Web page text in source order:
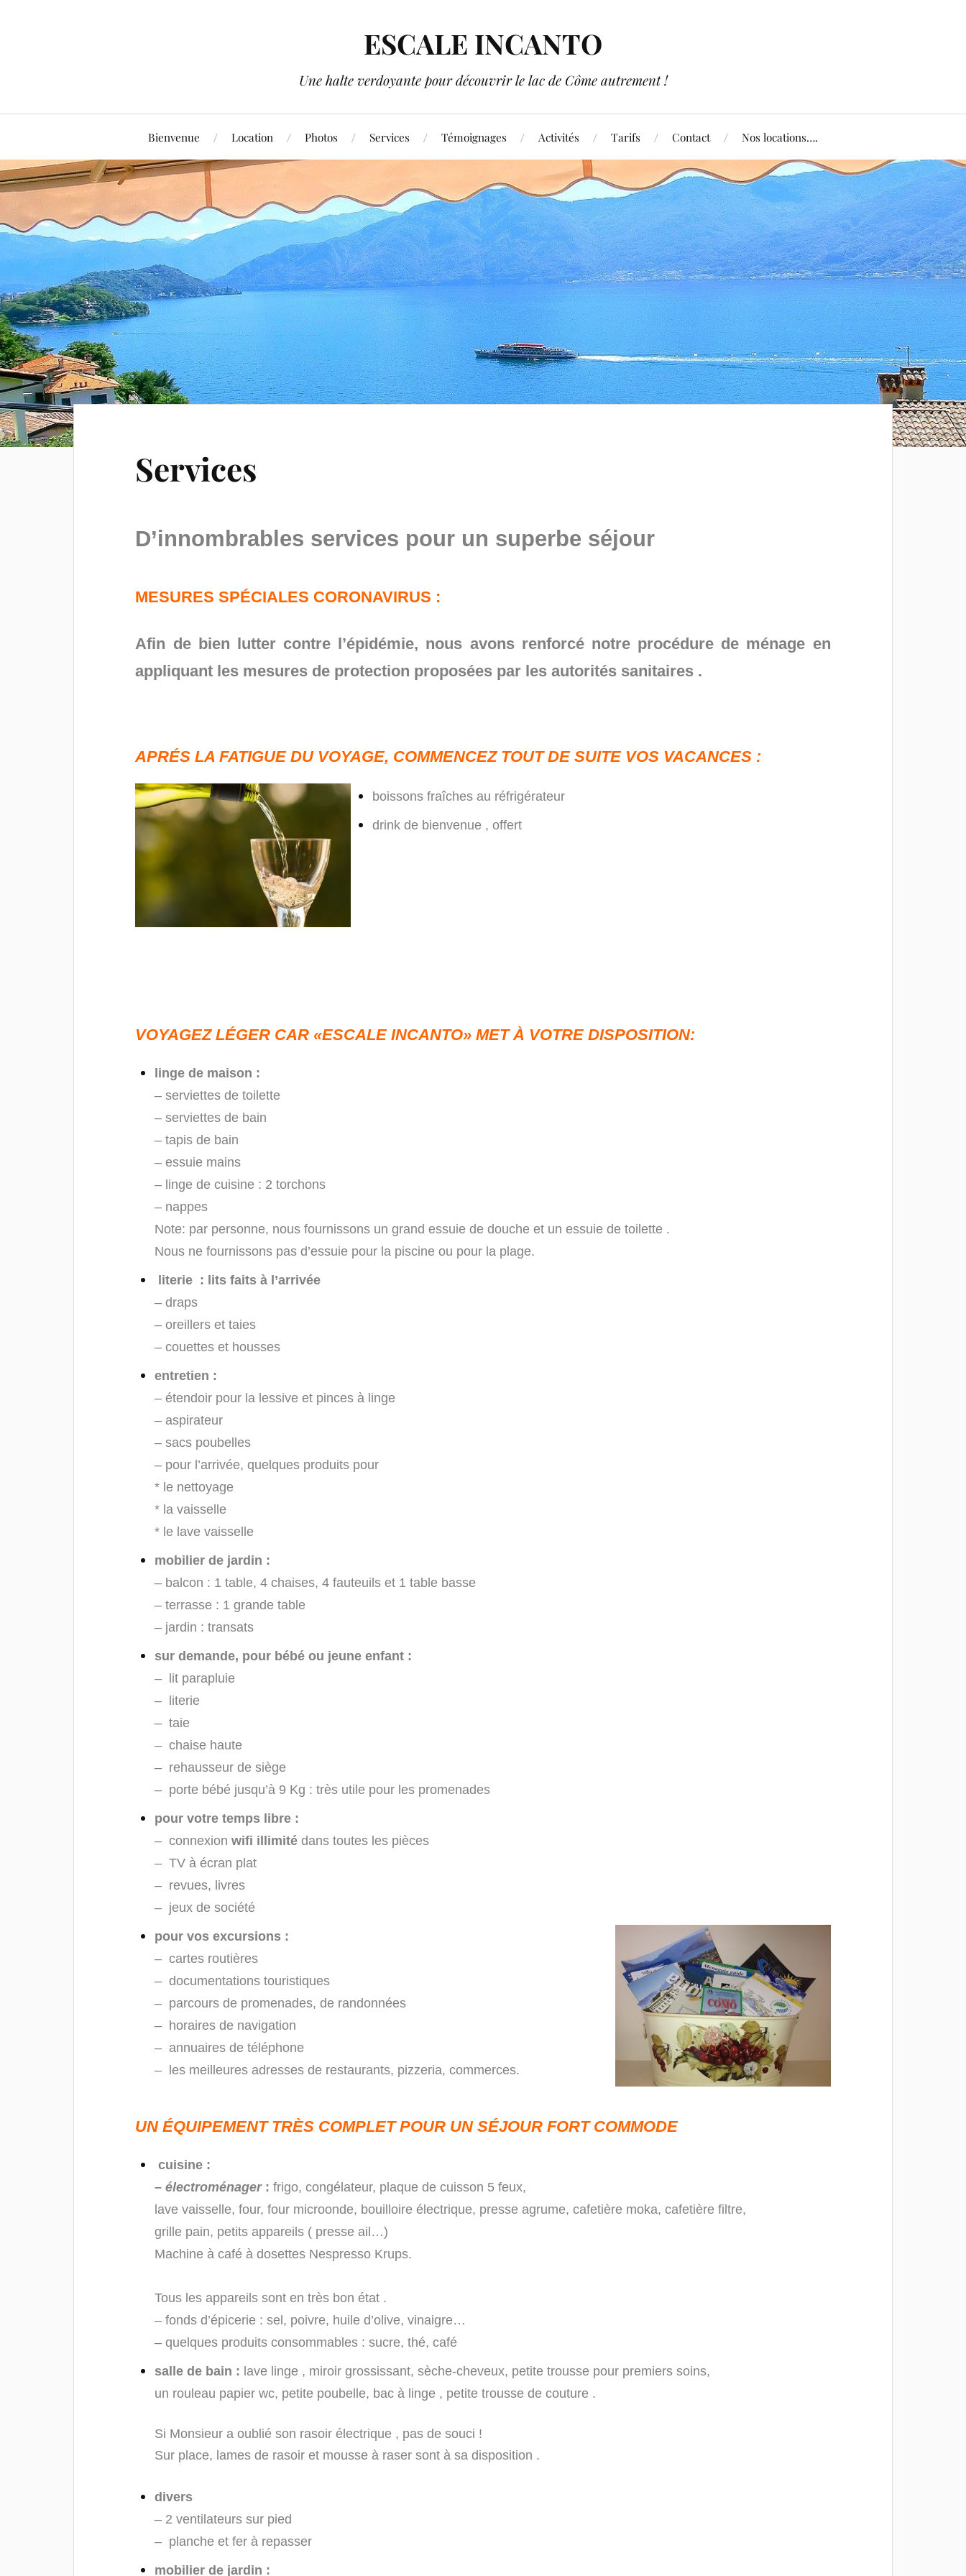
ESCALE INCANTO
Une halte verdoyante pour découvrir le lac de Côme autrement !
Bienvenue Location Photos Services Témoignages Activités Tarifs Contact Nos locations….
Services
D’innombrables services pour un superbe séjour
MESURES SPÉCIALES CORONAVIRUS :
Afin de bien lutter contre l’épidémie, nous avons renforcé notre procédure de ménage en
appliquant les mesures de protection proposées par les autorités sanitaires .
APRÉS LA FATIGUE DU VOYAGE, COMMENCEZ TOUT DE SUITE VOS VACANCES :
boissons fraîches au réfrigérateur
drink de bienvenue , offert
VOYAGEZ LÉGER CAR «ESCALE INCANTO» MET À VOTRE DISPOSITION:
linge de maison :
– serviettes de toilette
– serviettes de bain
– tapis de bain
– essuie mains
– linge de cuisine : 2 torchons
– nappes
Note: par personne, nous fournissons un grand essuie de douche et un essuie de toilette .
Nous ne fournissons pas d’essuie pour la piscine ou pour la plage.
literie : lits faits à l’arrivée
– draps
– oreillers et taies
– couettes et housses
entretien :
– étendoir pour la lessive et pinces à linge
– aspirateur
– sacs poubelles
– pour l’arrivée, quelques produits pour
* le nettoyage
* la vaisselle
* le lave vaisselle
mobilier de jardin :
– balcon : 1 table, 4 chaises, 4 fauteuils et 1 table basse
– terrasse : 1 grande table
– jardin : transats
sur demande, pour bébé ou jeune enfant :
– lit parapluie
– literie
– taie
– chaise haute
– rehausseur de siège
– porte bébé jusqu’à 9 Kg : très utile pour les promenades
pour votre temps libre :
– connexionwifi illimité dans toutes les pièces
– TV à écran plat
– revues, livres
– jeux de société
pour vos excursions :
– cartes routières
– documentations touristiques
– parcours de promenades, de randonnées
– horaires de navigation
– annuaires de téléphone
– les meilleures adresses de restaurants, pizzeria, commerces.
UN ÉQUIPEMENT TRÈS COMPLET POUR UN SÉJOUR FORT COMMODE
cuisine :
– électroménager: frigo, congélateur, plaque de cuisson 5 feux,
lave vaisselle, four, four microonde, bouilloire électrique, presse agrume, cafetière moka, cafetière filtre,
grille pain, petits appareils ( presse ail…)
Machine à café à dosettes Nespresso Krups.
Tous les appareils sont en très bon état .
– fonds d’épicerie : sel, poivre, huile d’olive, vinaigre…
– quelques produits consommables : sucre, thé, café
salle de bain : lave linge , miroir grossissant, sèche-cheveux, petite trousse pour premiers soins,
un rouleau papier wc, petite poubelle, bac à linge , petite trousse de couture .
Si Monsieur a oublié son rasoir électrique , pas de souci !
Sur place, lames de rasoir et mousse à raser sont à sa disposition .
divers
– 2 ventilateurs sur pied
– planche et fer à repasser
mobilier de jardin :